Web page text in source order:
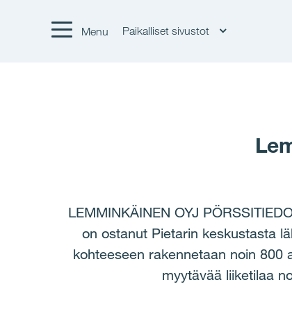
Menu Paikalliset sivustot
LEMMINKÄINEN OYJ
on ostanut Pietarin keskustasta
kohteeseen rakennetaan noin 800
myytävää liiketilaa